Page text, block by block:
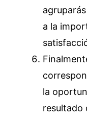
a la
la
resultado